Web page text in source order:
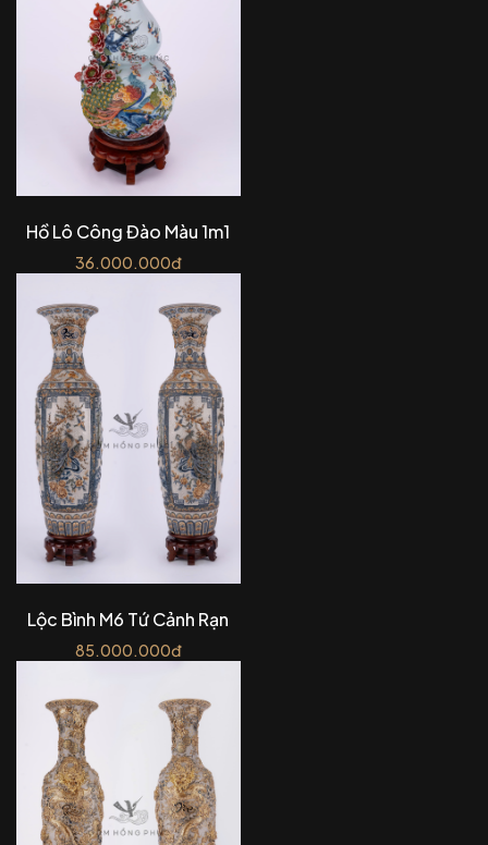
Hồ Lô Công Đào Màu 1m1
36.000.000đ
Lộc Bình M6 Tứ Cảnh Rạn
85.000.000đ